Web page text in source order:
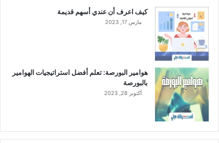
كيف اعرف أن عندي أسهم قديمة
مارس 17, 2023
هوامير البورصة: تعلم أفضل استراتيجيات الهوامير
بالبورصة
أكتوبر 28, 2023